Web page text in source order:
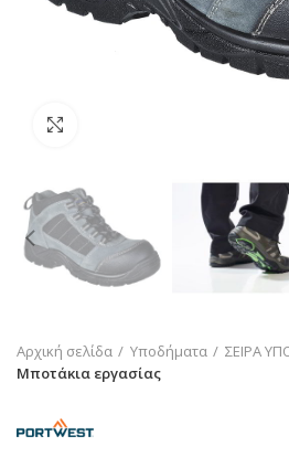
Αρχική σελίδα Υποδήματα
ΣΕΙΡΑ
Μποτάκια εργασίας